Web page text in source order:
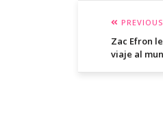
Zac Efron
viaje al